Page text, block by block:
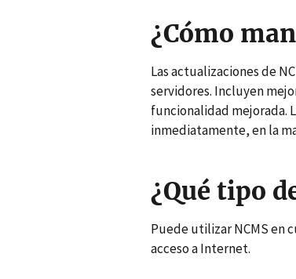
¿Cómo
Las actualizaciones de
servidores. Incluyen
funcionalidad mejorada.
inmediatamente, en la
¿Qué tipo
Puede utilizar NCMS en
acceso a Internet.